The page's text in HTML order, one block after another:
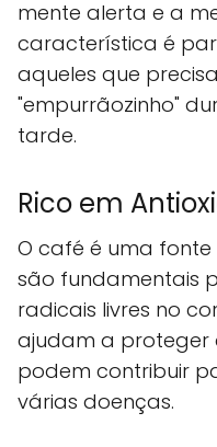
mente alerta e a
característica é
aqueles que
"empurrãozinho"
tarde.
Rico em
O café é uma
são fundamentais
radicais livres no
ajudam a proteger
podem contribuir
várias doenças.